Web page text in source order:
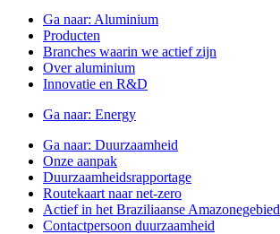
Ga naar: Aluminium
Producten
Branches waarin we actief zijn
Over aluminium
Innovatie en R&D
Ga naar: Energy
Ga naar: Duurzaamheid
Onze aanpak
Duurzaamheidsrapportage
Routekaart naar net-zero
Actief in het Braziliaanse Amazonegebied
Contactpersoon duurzaamheid